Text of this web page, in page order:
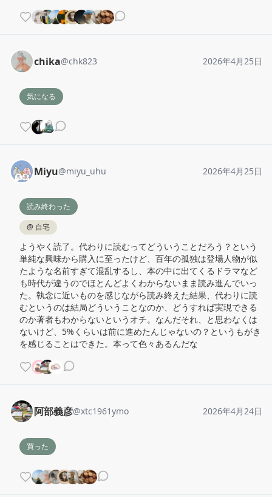
chika@chk823 2026年4月25日
気になる
Miyu@miyu_uhu 2026年4月25日
読み終わった
@ 自宅
ようやく読了。代わりに読むってどういうことだろう？という
単純な興味から購入に至ったけど、百年の孤独は登場人物が似
たような名前すぎて混乱するし、本の中に出てくるドラマなど
も時代が違うのでほとんどよくわからないまま読み進んでいっ
た。執念に近いものを感じながら読み終えた結果、代わりに読
むというのは結局どういうことなのか、どうすれば実現できる
のか著者もわからないというオチ。なんだそれ、と思わなくは
ないけど、5%くらいは前に進めたんじゃないの？というもがき
を感じることはできた。本って色々あるんだな
阿部義彦@xtc1961ymo 2026年4月24日
買った